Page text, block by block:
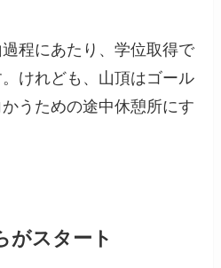
程にあたり、学位取得で
けれども、山頂はゴール
うための途中休憩所にす
がスタート